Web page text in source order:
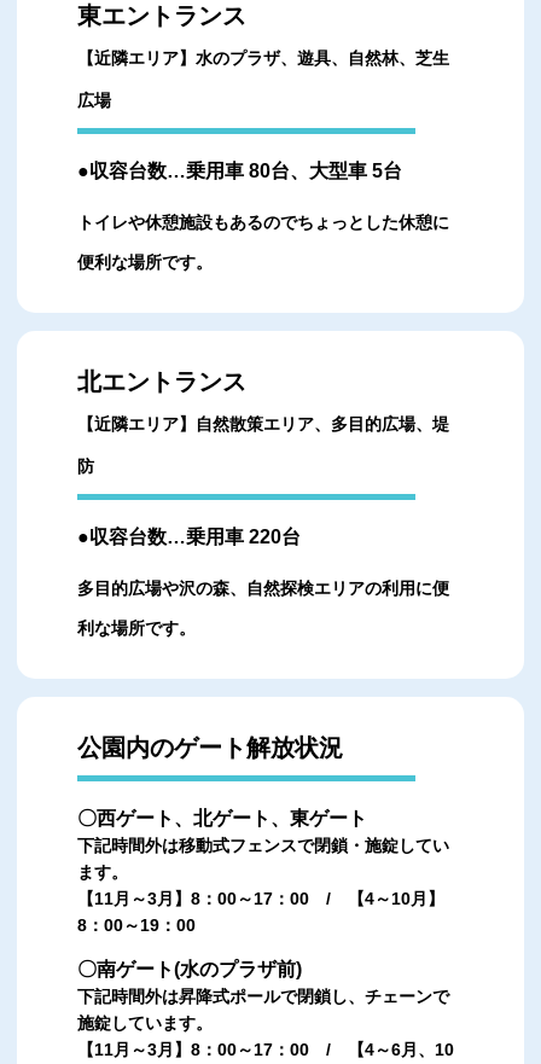
東エントランス
【近隣エリア】水のプラザ、遊具、自然林、芝生
広場
●収容台数…乗用車 80台、大型車 5台
トイレや休憩施設もあるのでちょっとした休憩に
便利な場所です。
北エントランス
【近隣エリア】自然散策エリア、多目的広場、堤
防
●収容台数…乗用車 220台
多目的広場や沢の森、自然探検エリアの利用に便
利な場所です。
公園内のゲート解放状況
〇西ゲート、北ゲート、東ゲート
下記時間外は移動式フェンスで閉鎖・施錠してい
ます。
【11月～3月】8：00～17：00 / 【4～10月】
8：00～19：00
〇南ゲート(水のプラザ前)
下記時間外は昇降式ポールで閉鎖し、チェーンで
施錠しています。
【11月～3月】8：00～17：00 / 【4～6月、10